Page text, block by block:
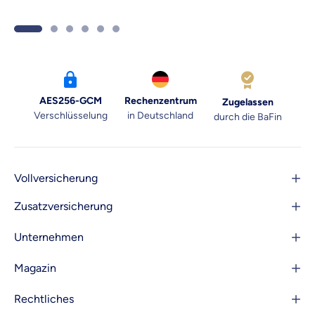
AES256-GCM
Verschlüsselung
Rechenzentrum
in Deutschland
Zugelassen
durch die BaFin
Vollversicherung
Zusatzversicherung
Unternehmen
Magazin
Rechtliches